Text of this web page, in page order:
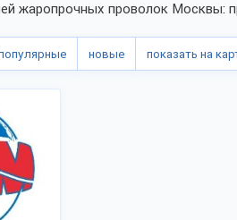
жаропрочных проволок Москвы:
новые показать на